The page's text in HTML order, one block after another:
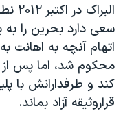
آرشیو پخش زنده
مجموعه مستندهای
تریبونال مردمی آبان ۹۸
دادگاه حمید نوری
چهل سال گروگان‌گیری
سعی دارد بحرین را به
اتهام آنچه به اهانت
محکوم شد، اما پس
کند و طرفدارانش با
قراروثیقه آزاد بماند.